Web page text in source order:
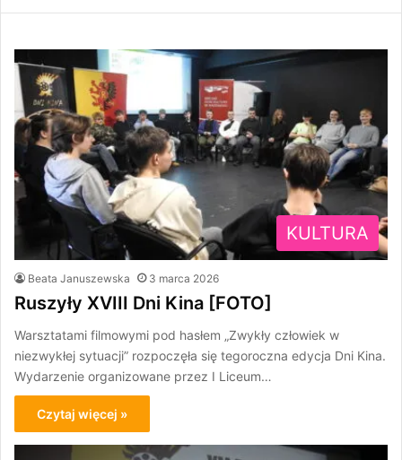
KULTURA
Beata Januszewska 3 marca 2026
Ruszyły XVIII Dni Kina [FOTO]
Warsztatami filmowymi pod hasłem „Zwykły człowiek w
niezwykłej sytuacji” rozpoczęła się tegoroczna edycja Dni Kina.
Wydarzenie organizowane przez I Liceum…
Czytaj więcej »